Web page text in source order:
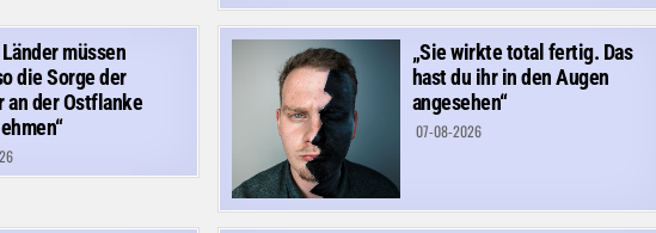
müssen
die Sorge der
an der Ostflanke
„Sie wirkte total fertig. Das
hast du ihr in den Augen
angesehen“
07-08-2026